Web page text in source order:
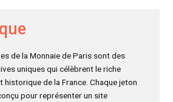
de la Monnaie de Paris sont des
uniques qui célèbrent le riche
de la France. Chaque jeton
pour représenter un site